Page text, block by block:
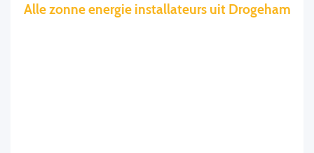
Alle zonne energie installateurs uit Drogeham